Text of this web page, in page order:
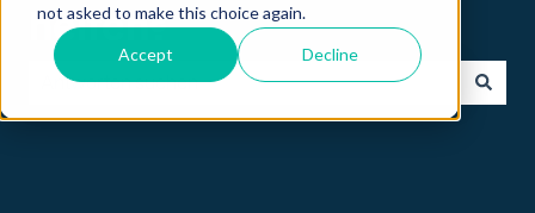
not asked to make this choice again.
Accept Decline
helfen?
Es gibt keine Vorschläge, da das Suchfeld leer ist.